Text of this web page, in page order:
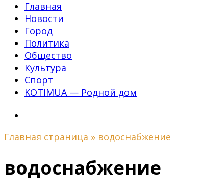
Главная
Новости
Город
Политика
Общество
Культура
Спорт
KOTIMUA — Родной дом
Главная страница » водоснабжение
водоснабжение